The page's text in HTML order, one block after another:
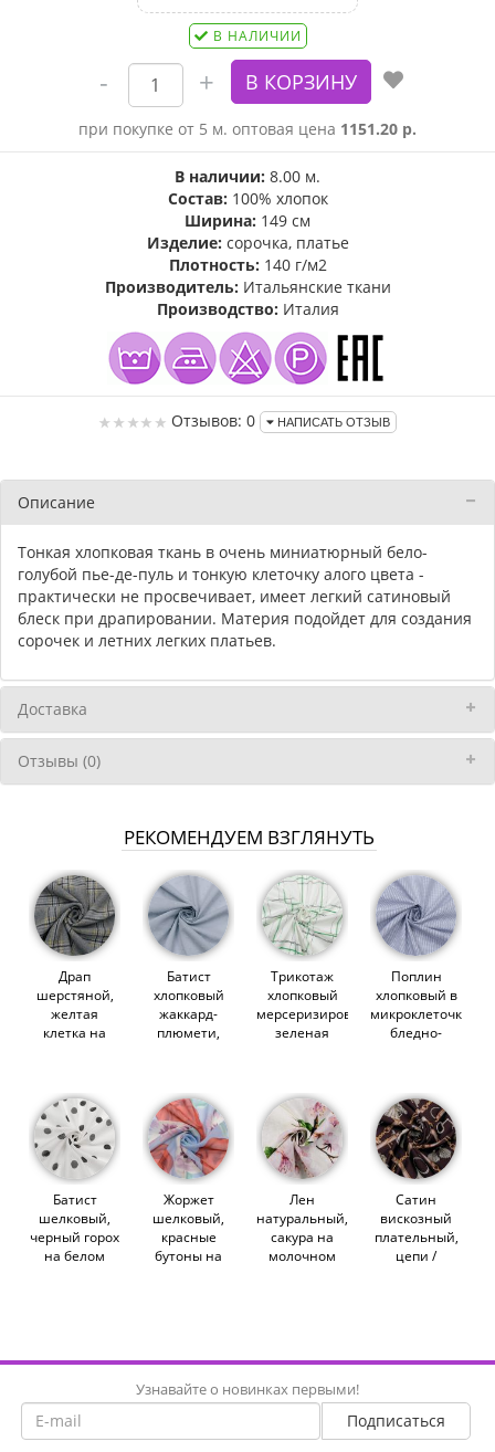
В НАЛИЧИИ
при покупке от 5 м. оптовая цена 1151.20 р.
В наличии: 8.00 м.
Состав: 100% хлопок
Ширина: 149 см
Изделие: сорочка, платье
Плотность: 140 г/м2
Производитель: Итальянские ткани
Производство: Италия
Отзывов: 0 НАПИСАТЬ ОТЗЫВ
Описание
Тонкая хлопковая ткань в очень миниатюрный бело-
голубой пье-де-пуль и тонкую клеточку алого цвета -
практически не просвечивает, имеет легкий сатиновый
блеск при драпировании. Материя подойдет для создания
сорочек и летних легких платьев.
Доставка
Отзывы (0)
РЕКОМЕНДУЕМ ВЗГЛЯНУТЬ
Драп
шерстяной,
желтая
клетка на
Батист
хлопковый
жаккард-
плюмети,
Трикотаж
хлопковый
мерсеризированный,
зеленая
Поплин
хлопковый в
микроклеточку,
бледно-
Батист
шелковый,
черный горох
на белом
Жоржет
шелковый,
красные
бутоны на
Лен
натуральный,
сакура на
молочном
Сатин
вискозный
плательный,
цепи /
Узнавайте о новинках первыми!